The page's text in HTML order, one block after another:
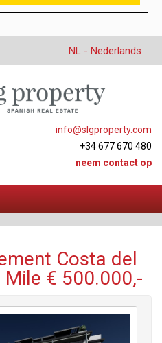
NL - Nederlands
info@slgproperty.com
+34 677 670 480
neem contact op
Costa del
€ 500.000,-